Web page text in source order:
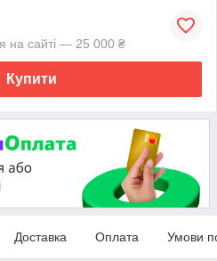
на сайті — 25 000 ₴
Купити
Доставка Оплата Умови